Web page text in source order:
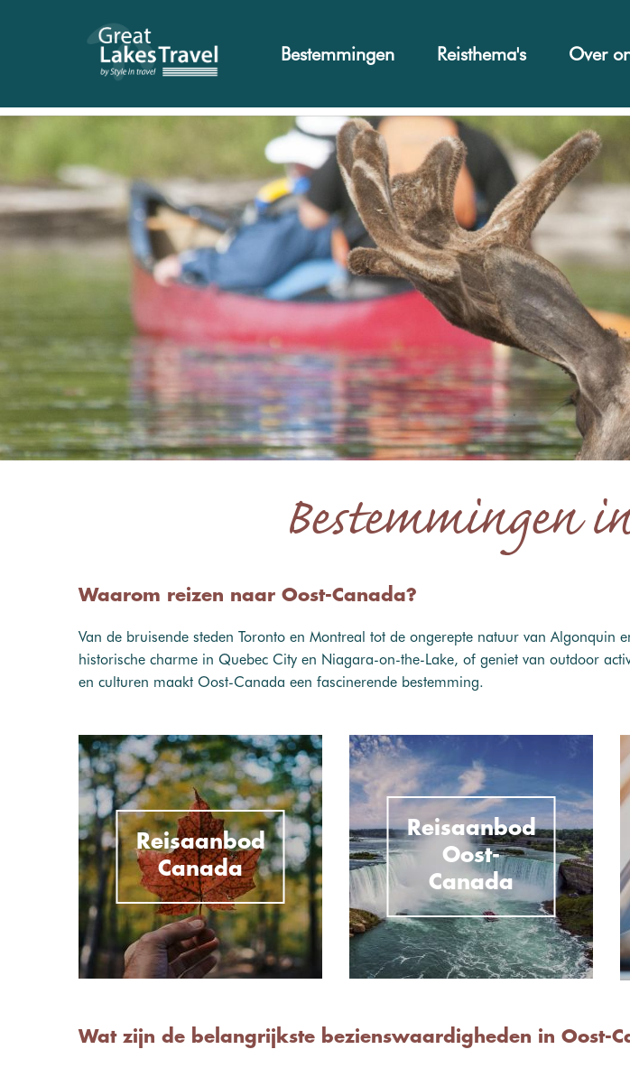
Bestemmingen Reisthema's Over
Bestemmingen
Waarom reizen naar Oost-Canada?
Van de bruisende steden Toronto en Montreal tot de ongerepte natuur van
historische charme in Quebec City en Niagara-on-the-Lake, of geniet van outdoor
en culturen maakt Oost-Canada een fascinerende bestemming.
Reisaanbod
Canada
Reisaanbod
Oost-
Canada
Wat zijn de belangrijkste bezienswaardigheden in Oost-